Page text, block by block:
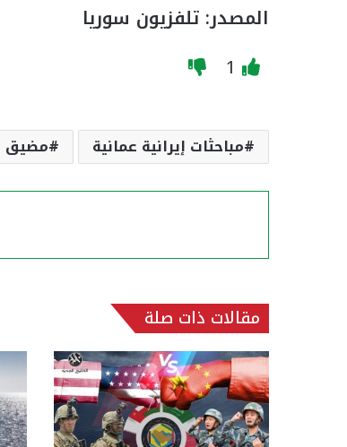
المصدر: تلفزيون سوريا
1
مباحثات إيرانية عمانية مضيق
مقالات ذات صلة